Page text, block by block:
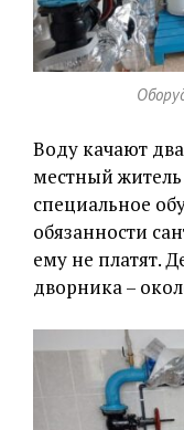
Воду качают
местный
специальное
обязанности
ему не платят.
дворника –